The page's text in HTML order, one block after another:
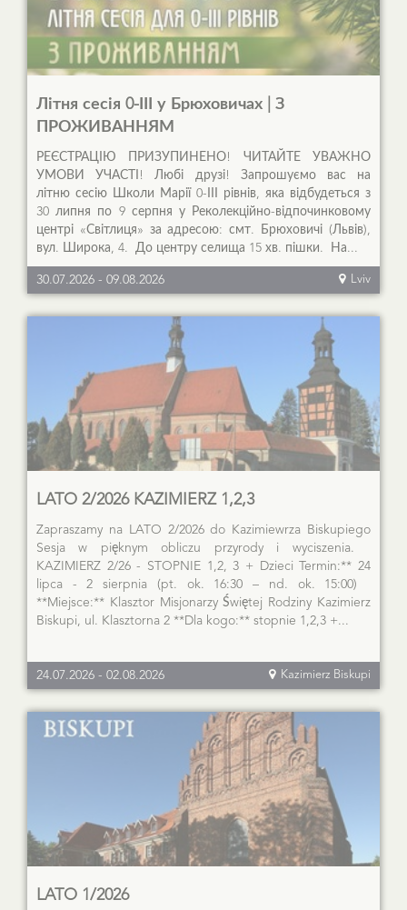
Літня сесія 0-ІІІ у Брюховичах | З
ПРОЖИВАННЯМ
РЕЄСТРАЦІЮ ПРИЗУПИНЕНО! ЧИТАЙТЕ УВАЖНО
УМОВИ УЧАСТІ! Любі друзі! Запрошуємо вас на
літню сесію Школи Марії 0-ІІІ рівнів, яка відбудеться з
30 липня по 9 серпня у Реколекційно-відпочинковому
центрі «Світлиця» за адресою: смт. Брюховичі (Львів),
вул. Широка, 4. До центру селища 15 хв. пішки. На...
30.07.2026 - 09.08.2026 Lviv
LATO 2/2026 KAZIMIERZ 1,2,3
Zapraszamy na LATO 2/2026 do Kazimiewrza Biskupiego
Sesja w pięknym obliczu przyrody i wyciszenia.
KAZIMIERZ 2/26 - STOPNIE 1,2, 3 + Dzieci Termin:** 24
lipca - 2 sierpnia (pt. ok. 16:30 – nd. ok. 15:00)
**Miejsce:** Klasztor Misjonarzy Świętej Rodziny Kazimierz
Biskupi, ul. Klasztorna 2 **Dla kogo:** stopnie 1,2,3 +...
24.07.2026 - 02.08.2026 Kazimierz Biskupi
LATO 1/2026